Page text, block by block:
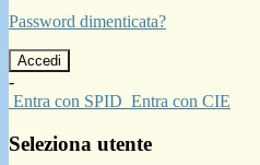
Password dimenticata?
-
Entra con SPID Entra con CIE
Seleziona utente